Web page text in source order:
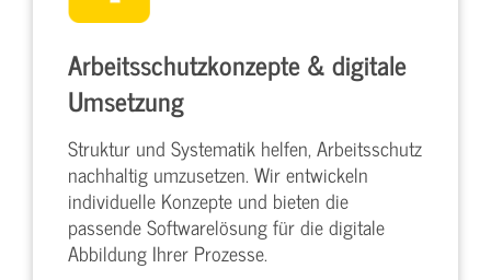
Arbeitsschutzkonzepte & digitale
Umsetzung
Struktur und Systematik helfen, Arbeitsschutz
nachhaltig umzusetzen. Wir entwickeln
individuelle Konzepte und bieten die
passende Softwarelösung für die digitale
Abbildung Ihrer Prozesse.